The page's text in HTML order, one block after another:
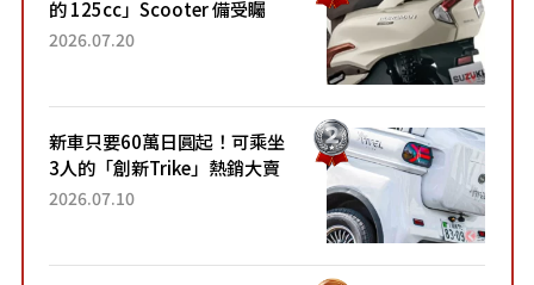
的 125cc」Scooter 備受矚
目！採用全新流線設計與各項
2026.07.20
新車只要60萬日圓起！可乘坐
3人的「創新Trike」熱銷大賣
成為人氣車款！「養車成本真
2026.07.10